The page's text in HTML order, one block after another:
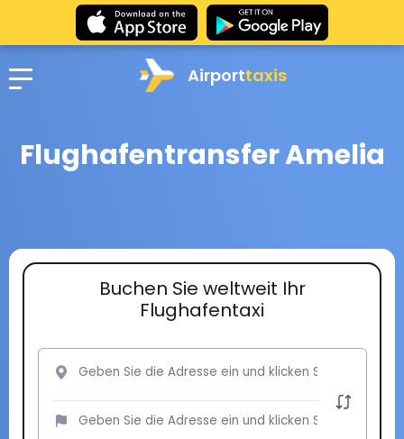
Airporttaxis
Flughafentransfer Amelia
Buchen Sie weltweit Ihr
Flughafentaxi